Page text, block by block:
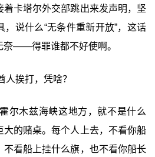
着卡塔尔外交部跳出来发声明，坚
说什么“无条件重新开放”，这话
奈——得罪谁都不好使啊。
人挨打，凭啥？
尔木兹海峡这地方，就不是什么
大的赌桌。每个人上去，不看你船
不看船上挂什么旗，也不看你船长